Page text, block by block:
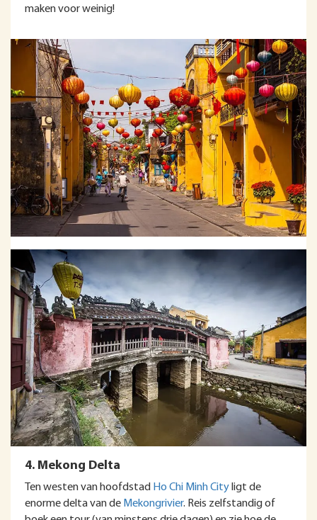
maken voor weinig!
4. Mekong Delta
Ten westen van hoofdstad Ho Chi Minh City ligt de
enorme delta van de Mekongrivier. Reis zelfstandig of